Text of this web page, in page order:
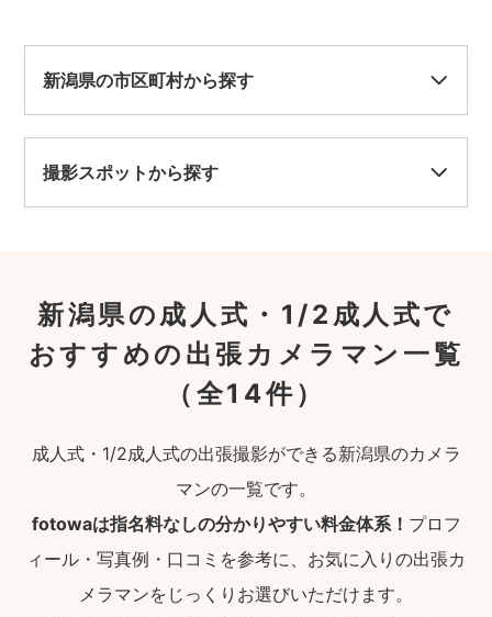
新潟県の市区町村から探す
撮影スポットから探す
新潟県の成人式・1/2成人式で
おすすめの出張カメラマン一覧
（全14件）
成人式・1/2成人式の出張撮影ができる新潟県のカメラ
マンの一覧です。
fotowaは指名料なしの分かりやすい料金体系！ プロフ
ィール・写真例・口コミを参考に、お気に入りの出張カ
メラマンをじっくりお選びいただけます。